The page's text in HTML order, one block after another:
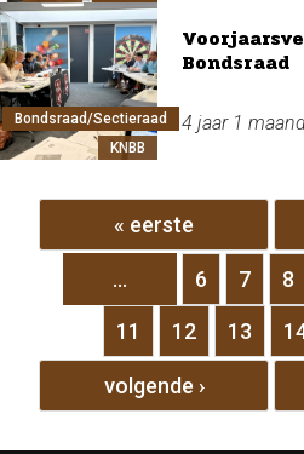
Bondsraad/Sectieraad
KNBB
Bondsraad
4 jaar 1
Pagina's
« eerste
… 6 7 8
11 12 13
volgende ›